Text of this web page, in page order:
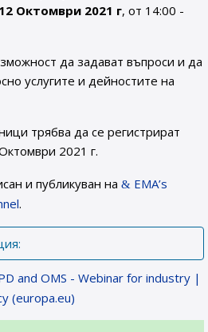
12 Октомври 2021 г, от 14:00 -
да задават въпроси и да
услугите и дейностите на
трябва да се регистрират
2021 г.
и публикуван на
EMA’s
.
and OMS - Webinar for industry |
(europa.eu)